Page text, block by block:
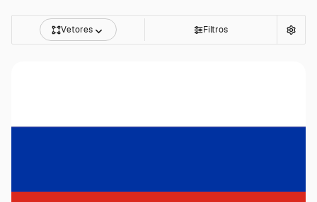
Vetores Filtros